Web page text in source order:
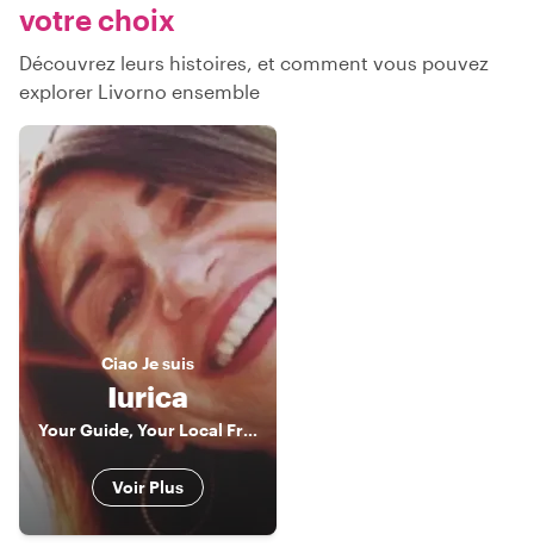
votre choix
Découvrez leurs histoires, et comment vous pouvez
explorer Livorno ensemble
Ciao Je suis
Iurica
Your Guide, Your Local Friend!!! In Livorno, Florence & Pisa
Voir Plus